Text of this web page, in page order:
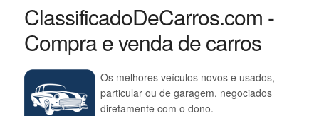
ClassificadoDeCarros.com -
Compra e venda de carros
Os melhores veículos novos e usados,
particular ou de garagem, negociados
diretamente com o dono.